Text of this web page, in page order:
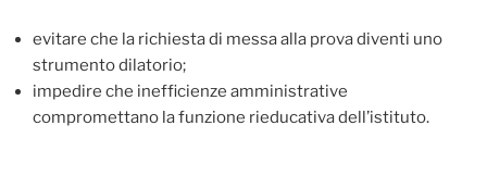
evitare che la richiesta di messa alla prova diventi uno
strumento dilatorio;
impedire che inefficienze amministrative
compromettano la funzione rieducativa dell’istituto.